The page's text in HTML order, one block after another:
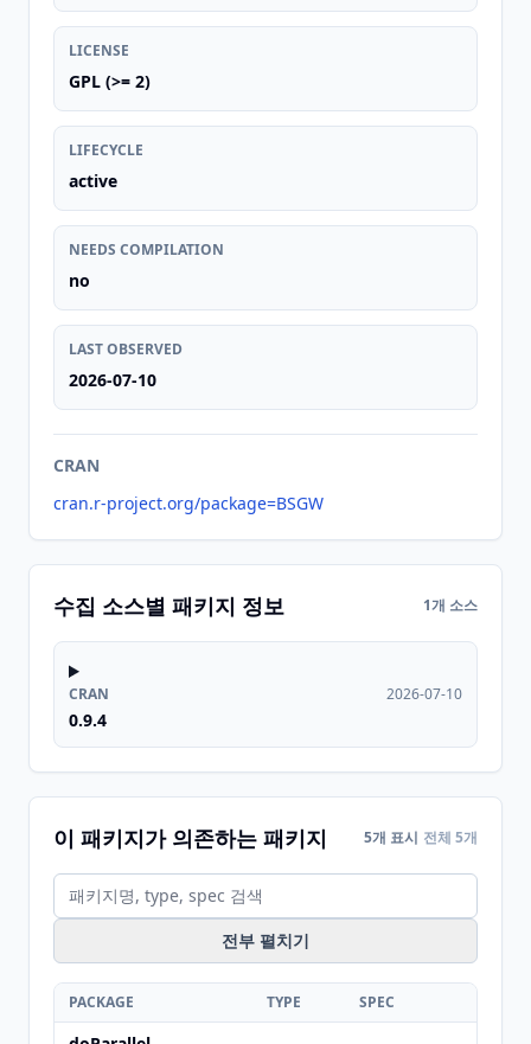
LICENSE
GPL (>= 2)
LIFECYCLE
active
NEEDS COMPILATION
no
LAST OBSERVED
2026-07-10
CRAN
cran.r-project.org/package=BSGW
수집 소스별 패키지 정보 1개 소스
CRAN
0.9.4
2026-07-10
이 패키지가 의존하는 패키지 5개 표시 전체 5개
전부 펼치기
PACKAGE TYPE SPEC